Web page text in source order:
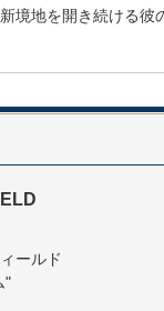
境地を開き続ける彼
ールド
"